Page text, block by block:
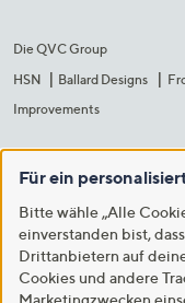
Die QVC Group
HSN
Ballard Designs
Improvements
Für ein
Bitte wähle „Alle
einverstanden bist,
Drittanbietern auf
Cookies und andere
Marketingzwecken